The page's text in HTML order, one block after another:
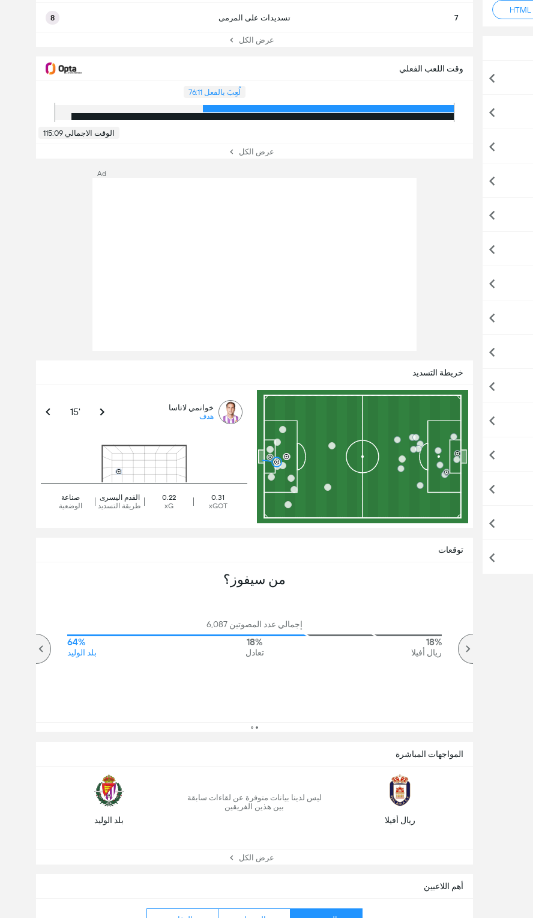
أهم اللاعبين
7 تسديدات على المرمى 8
عرض الكل
وقت اللعب الفعلي
لُعِبَ بالفعل 76:11
الوقت الاجمالي 115:09
عرض الكل
خريطة التسديد
خوانمي لاتاسا
هدف 15'
صناعة
الوضعية
القدم اليسرى
طريقة التسديد
0.22
xG
0.31
xGOT
توقعات
من سيفوز؟
إجمالي عدد المصوتين 6,087
18%
ريال أفيلا
18%
تعادل
64%
بلد الوليد
المواجهات المباشرة
ريال أفيلا
ليس لدينا بيانات متوفرة عن لقاءات سابقة
بين هذين الفريقين
بلد الوليد
عرض الكل
Ad